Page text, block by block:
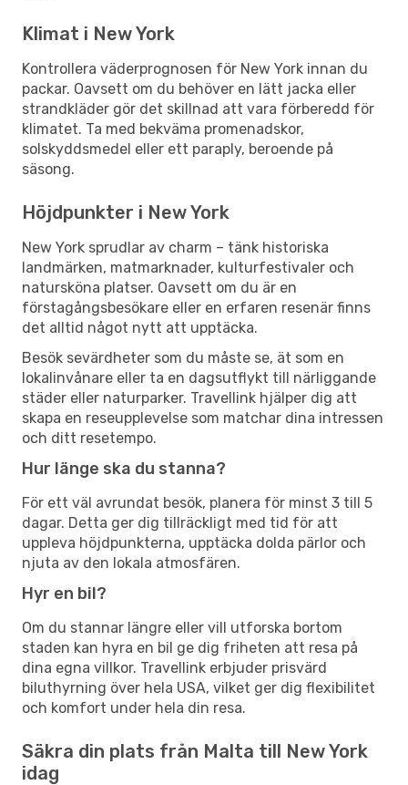
Klimat i New York
Kontrollera väderprognosen för New York innan du
packar. Oavsett om du behöver en lätt jacka eller
strandkläder gör det skillnad att vara förberedd för
klimatet. Ta med bekväma promenadskor,
solskyddsmedel eller ett paraply, beroende på
säsong.
Höjdpunkter i New York
New York sprudlar av charm – tänk historiska
landmärken, matmarknader, kulturfestivaler och
natursköna platser. Oavsett om du är en
förstagångsbesökare eller en erfaren resenär finns
det alltid något nytt att upptäcka.
Besök sevärdheter som du måste se, ät som en
lokalinvånare eller ta en dagsutflykt till närliggande
städer eller naturparker. Travellink hjälper dig att
skapa en reseupplevelse som matchar dina intressen
och ditt resetempo.
Hur länge ska du stanna?
För ett väl avrundat besök, planera för minst 3 till 5
dagar. Detta ger dig tillräckligt med tid för att
uppleva höjdpunkterna, upptäcka dolda pärlor och
njuta av den lokala atmosfären.
Hyr en bil?
Om du stannar längre eller vill utforska bortom
staden kan hyra en bil ge dig friheten att resa på
dina egna villkor. Travellink erbjuder prisvärd
biluthyrning över hela USA, vilket ger dig flexibilitet
och komfort under hela din resa.
Säkra din plats från Malta till New York
idag